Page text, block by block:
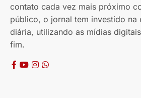
contato cada vez mais próximo
público, o jornal tem investido na
diária, utilizando as mídias
fim.